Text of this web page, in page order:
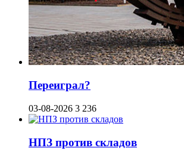
Переиграл?
03-08-2026 3 236
НПЗ против складов